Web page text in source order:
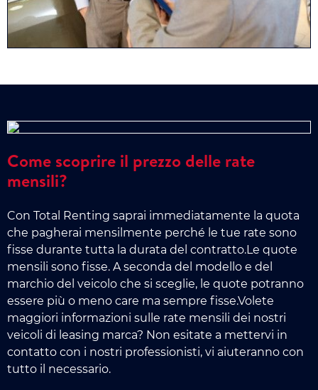
Come scoprire il prezzo delle rate
mensili?
Con Total Renting saprai immediatamente la quota
che pagherai mensilmente perché le tue rate sono
fisse durante tutta la durata del contratto.Le quote
mensili sono fisse. A seconda del modello e del
marchio del veicolo che si sceglie, le quote potranno
essere più o meno care ma sempre fisse.Volete
maggiori informazioni sulle rate mensili dei nostri
veicoli di leasing marca? Non esitate a mettervi in
contatto con i nostri professionisti, vi aiuteranno con
tutto il necessario.